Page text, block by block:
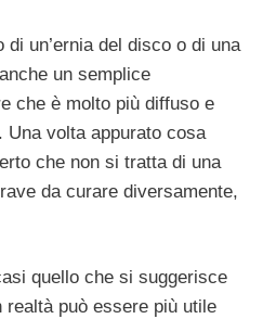
un’ernia del disco o di una
un semplice
che è molto più diffuso e
Una volta appurato cosa
che non si tratta di una
da curare diversamente,
quello che si suggerisce
può essere più utile